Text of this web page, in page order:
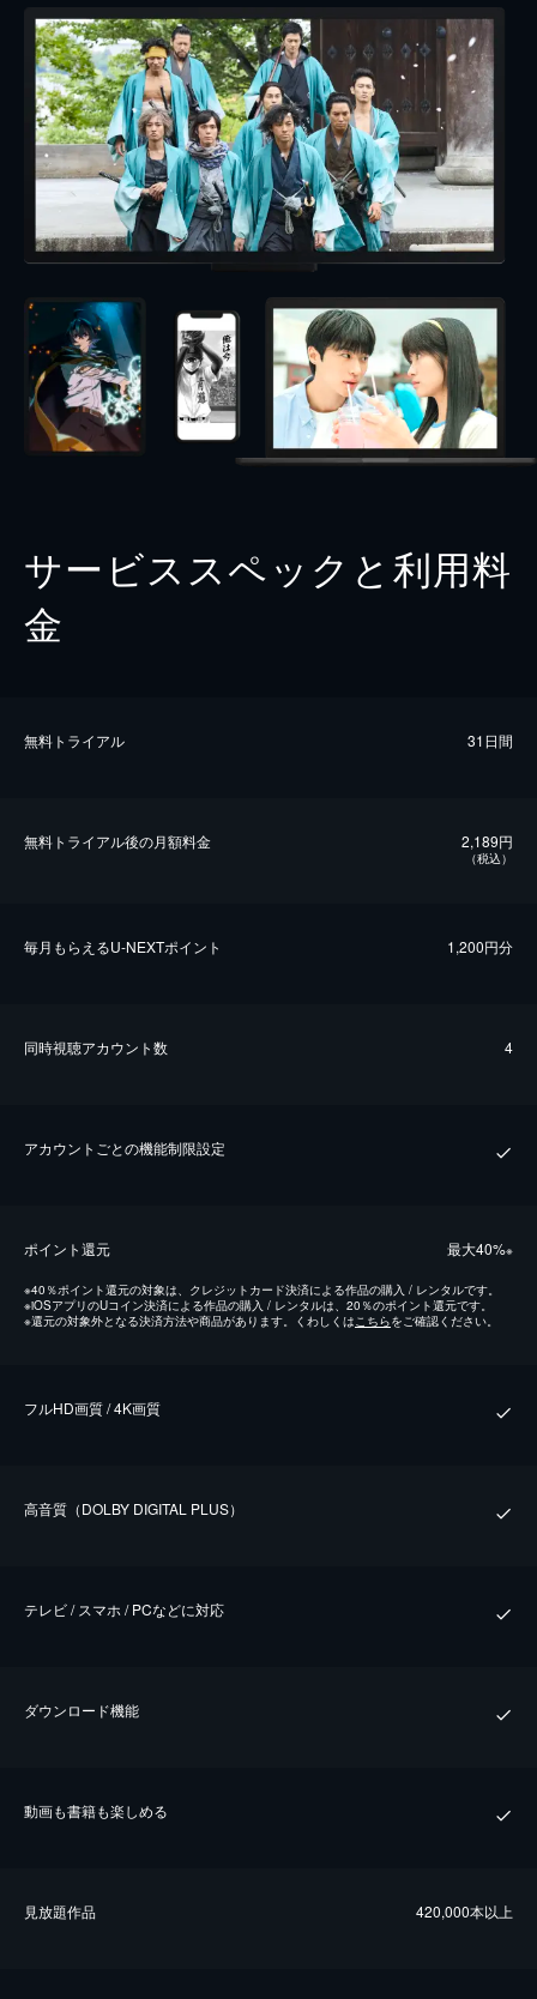
サービススペックと利用料
金
無料トライアル 31日間
無料トライアル後の⽉額料金 2,189円
（税込）
毎⽉もらえるU-NEXTポイント 1,200円分
同時視聴アカウント数 4
アカウントごとの機能制限設定
ポイント還元 最⼤40%※
※40％ポイント還元の対象は、クレジットカード決済による作品の購入 / レンタルです。
※iOSアプリのUコイン決済による作品の購入 / レンタルは、20％のポイント還元です。
※還元の対象外となる決済方法や商品があります。くわしくはこちらをご確認ください。
フルHD画質 / 4K画質
⾼⾳質（DOLBY DIGITAL PLUS）
テレビ / スマホ / PCなどに対応
ダウンロード機能
動画も書籍も楽しめる
⾒放題作品 420,000本以上